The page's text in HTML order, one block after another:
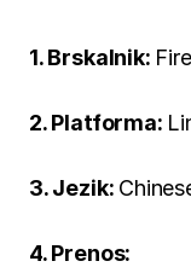
1. Brskalnik:
2. Platforma:
3. Jezik:
4. Prenos: